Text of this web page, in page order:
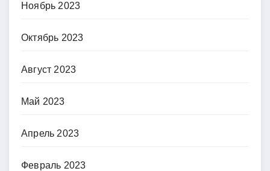
Ноябрь 2023
Октябрь 2023
Август 2023
Май 2023
Апрель 2023
Февраль 2023